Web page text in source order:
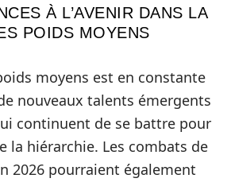
À L’AVENIR DANS LA
POIDS MOYENS
moyens est en constante
nouveaux talents émergents
continuent de se battre pour
la hiérarchie. Les combats de
2026 pourraient également